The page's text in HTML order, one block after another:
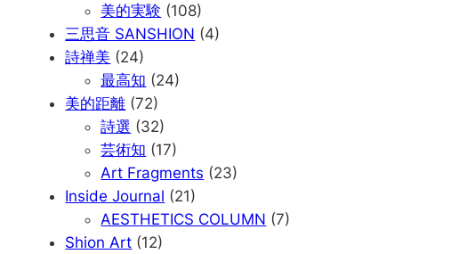
美的実験 (108)
三思音 SANSHION (4)
詩禅美 (24)
最高知 (24)
美的距離 (72)
詩選 (32)
芸術知 (17)
Art Fragments (23)
Inside Journal (21)
AESTHETICS COLUMN (7)
Shion Art (12)